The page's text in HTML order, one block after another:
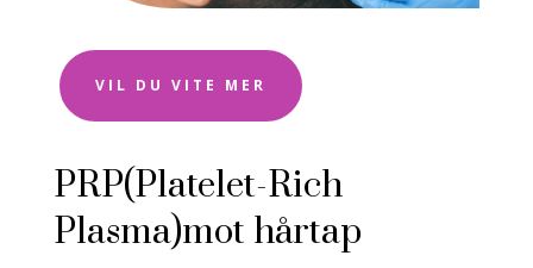
VIL DU VITE MER
PRP(Platelet-Rich
Plasma)mot hårtap